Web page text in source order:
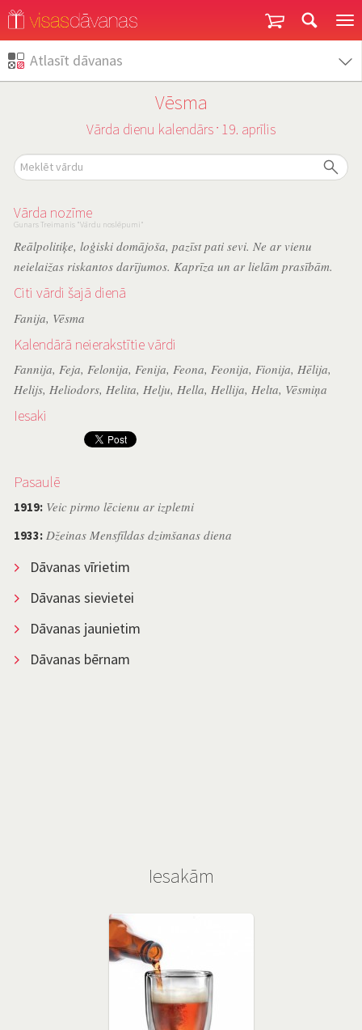
Atlasīt dāvanas
Vēsma
Vārda dienu kalendārs ˙ 19. aprīlis
Vārda nozīme
Gunars Treimanis "Vārdu noslēpumi"
Reālpolitiķe, loģiski domājoša, pazīst pati sevi. Ne ar vienu
neielaižas riskantos darījumos. Kaprīza un ar lielām prasībām.
Citi vārdi šajā dienā
Fanija, Vēsma
Kalendārā neierakstītie vārdi
Fannija, Feja, Felonija, Fenija, Feona, Feonija, Fionija, Hēlija,
Helijs, Heliodors, Helita, Helju, Hella, Hellija, Helta, Vēsmiņa
Iesaki
Pasaulē
1919: Veic pirmo lēcienu ar izpletni
1933: Džeinas Mensfīldas dzimšanas diena
Dāvanas vīrietim
Dāvanas sievietei
Dāvanas jaunietim
Dāvanas bērnam
Iesakām